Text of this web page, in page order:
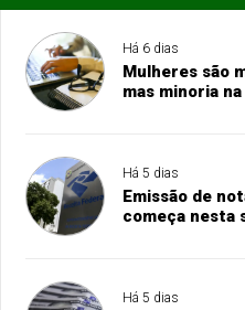
Há 6 dias
Mulheres são
mas minoria
Há 5 dias
Emissão de
começa nesta
Há 5 dias